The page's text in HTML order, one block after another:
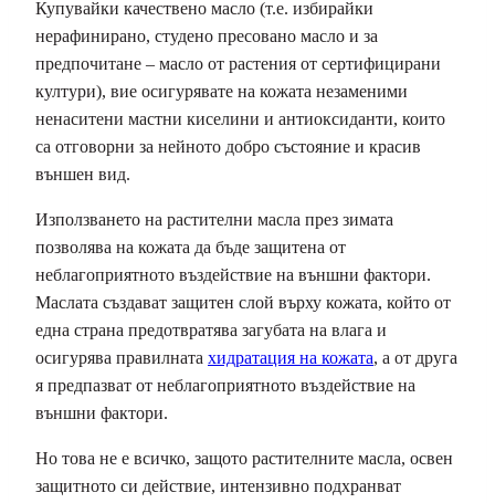
Купувайки качествено масло (т.е. избирайки
нерафинирано, студено пресовано масло и за
предпочитане – масло от растения от сертифицирани
култури), вие осигурявате на кожата незаменими
ненаситени мастни киселини и антиоксиданти, които
са отговорни за нейното добро състояние и красив
външен вид.
Използването на растителни масла през зимата
позволява на кожата да бъде защитена от
неблагоприятното въздействие на външни фактори.
Маслата създават защитен слой върху кожата, който от
една страна предотвратява загубата на влага и
осигурява правилната хидратация на кожата, а от друга
я предпазват от неблагоприятното въздействие на
външни фактори.
Но това не е всичко, защото растителните масла, освен
защитното си действие, интензивно подхранват